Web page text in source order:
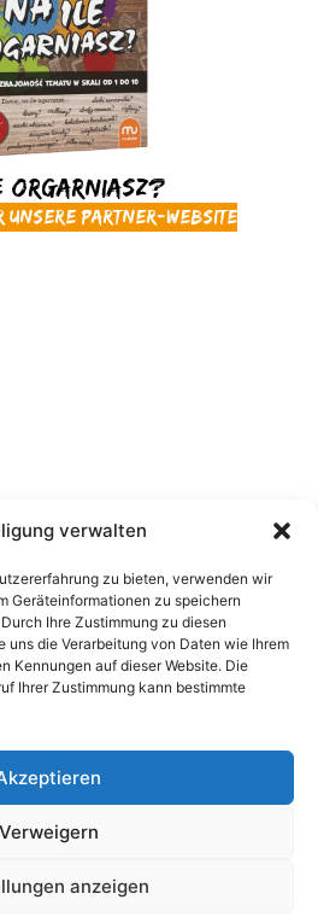
verwalten
zu bieten, verwenden wir
Geräteinformationen zu speichern
Ihre Zustimmung zu diesen
uns die Verarbeitung von Daten wie Ihrem
Kennungen auf dieser Website. Die
Ihrer Zustimmung kann bestimmte
Verweigern
anzeigen
orgarniasz?
unsere Partner-Website
Rechtliche Hinweise